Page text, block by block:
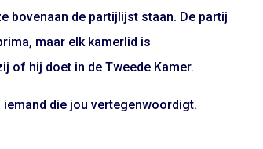
bovenaan de partijlijst staan. De partij
maar elk kamerlid is
of hij doet in de Tweede Kamer.
die jou vertegenwoordigt.